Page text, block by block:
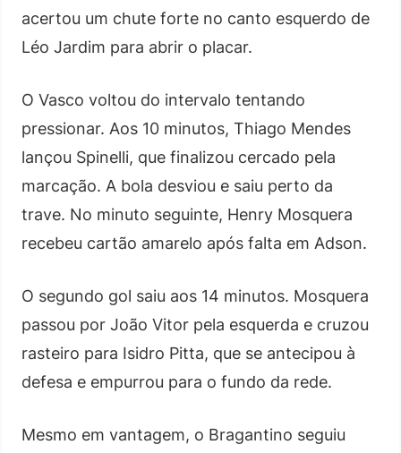
acertou um chute forte no canto esquerdo de
Léo Jardim para abrir o placar.
O Vasco voltou do intervalo tentando
pressionar. Aos 10 minutos, Thiago Mendes
lançou Spinelli, que finalizou cercado pela
marcação. A bola desviou e saiu perto da
trave. No minuto seguinte, Henry Mosquera
recebeu cartão amarelo após falta em Adson.
O segundo gol saiu aos 14 minutos. Mosquera
passou por João Vitor pela esquerda e cruzou
rasteiro para Isidro Pitta, que se antecipou à
defesa e empurrou para o fundo da rede.
Mesmo em vantagem, o Bragantino seguiu